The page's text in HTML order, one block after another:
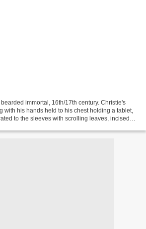
immortal, 16th/17th century. Christie's
with his hands held to his chest holding a tablet,
to the sleeves with scrolling leaves, incised